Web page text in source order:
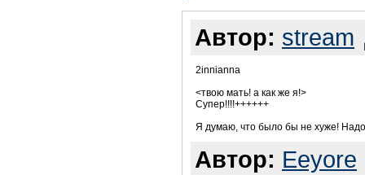
Автор: stream
2innianna
<твою мать! а как же я!>
Супер!!!!++++++
Я думаю, что было бы не хуже!
Автор: Eeyore